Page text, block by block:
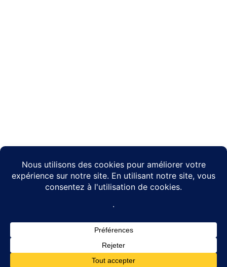
Ce site utilise Akismet pour réduire les indésirables.
plus sur la façon dont les données de vos commentaires sont